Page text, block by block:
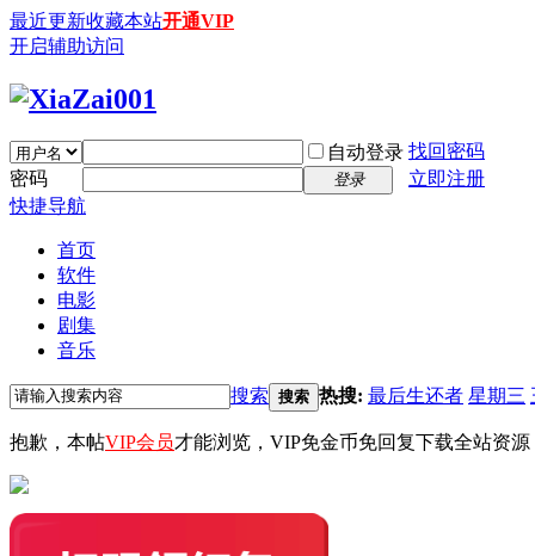
最近更新收藏本站开通VIP
开启辅助访问
自动登录 找回密码
密码
登录
立即注册
快捷导航
首页
软件
电影
剧集
音乐
搜索 搜索 热搜: 最后生还者 星期三
抱歉，本帖VIP会员才能浏览，VIP免金币免回复下载全站资源